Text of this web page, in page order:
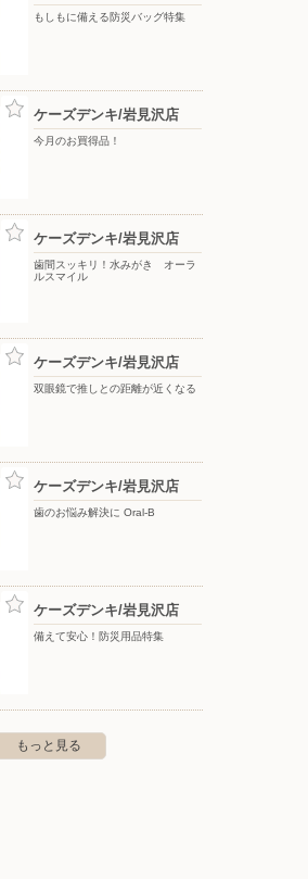
ズデンキ/月寒店
0055 札幌市豊平区月寒東5条13-3-1
もしもに備える防災バッグ特集
ケーズデンキ/岩見沢店
今月のお買得品！
ケーズデンキ/岩見沢店
歯間スッキリ！水みがき オーラ
ルスマイル
ケーズデンキ/岩見沢店
双眼鏡で推しとの距離が近くなる
ケーズデンキ/岩見沢店
歯のお悩み解決に Oral-B
ケーズデンキ/岩見沢店
備えて安心！防災用品特集
もっと見る